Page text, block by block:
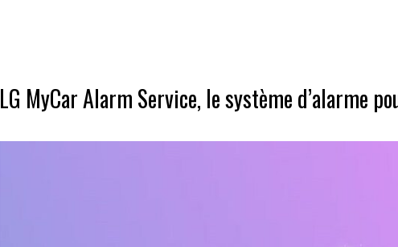
LG MyCar Alarm Service, le système d’alarme